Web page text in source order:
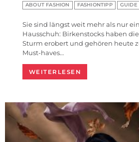
ABOUT FASHION FASHIONTIPP GUIDE
Sie sind längst weit mehr als nur
Hausschuh: Birkenstocks haben
Sturm erobert und gehören heute
Must-haves…
WEITERLESEN